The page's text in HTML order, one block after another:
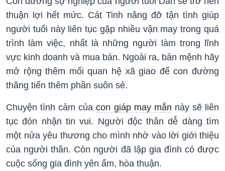
thuận lợi hết mức. Cát Tinh nâng đỡ tận tình giúp
người tuổi này liên tục gặp nhiều vận may trong quá
trình làm việc, nhất là những người làm trong lĩnh
vực kinh doanh và mua bán. Ngoài ra, bản mệnh hãy
mở rộng thêm mối quan hệ xã giao để con đường
thăng tiến thêm phần suôn sẻ.
Chuyện tình cảm củacon giáp may mắn này sẽ liên
tục đón nhận tin vui. Người độc thân dễ dàng tìm
một nửa yêu thương cho mình nhờ vào lời giới thiệu
của người thân. Còn người đã lập gia đình có được
cuộc sống gia đình yên ấm, hòa thuận.